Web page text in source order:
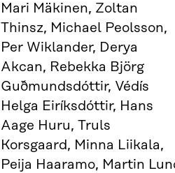
Mari Mäkinen, Zoltan
Thinsz, Michael Peolsson,
Per Wiklander, Derya
Akcan, Rebekka Björg
Guðmundsdóttir, Védís
Helga Eiríksdóttir, Hans
Aage Huru, Truls
Korsgaard, Minna Liikala,
Peija Haaramo, Martin